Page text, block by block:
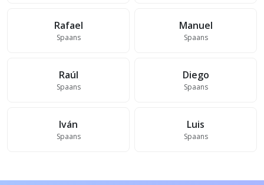
Rafael
Spaans
Manuel
Spaans
Raúl
Spaans
Diego
Spaans
Iván
Spaans
Luis
Spaans